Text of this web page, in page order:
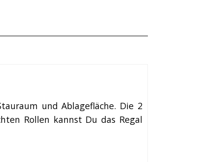
und Ablagefläche. Die 2
Rollen kannst Du das Regal